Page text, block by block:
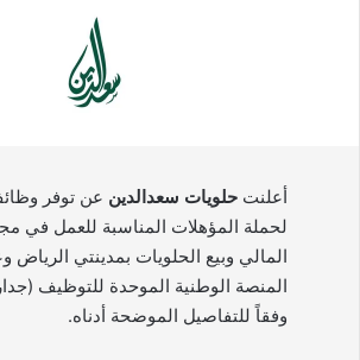
أعلنت حلويات سعدالدين عن توفر
لحملة المؤهلات المناسبة للعمل في
المالي وبيع الحلويات بمدينتي الرياض
المنصة الوطنية الموحدة للتوظيف
وفقاً للتفاصيل الموضحة أدناه.